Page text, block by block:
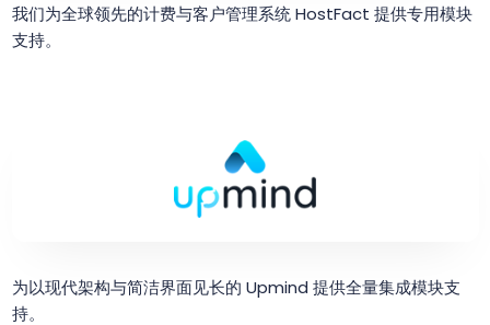
我们为全球领先的计费与客户管理系统 HostFact 提供专用模块
支持。
为以现代架构与简洁界面见长的 Upmind 提供全量集成模块支
持。